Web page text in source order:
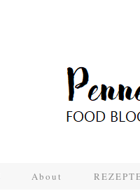
About